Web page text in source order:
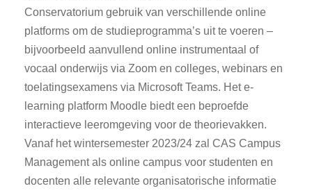
Conservatorium gebruik van verschillende online
platforms om de studieprogramma’s uit te voeren –
bijvoorbeeld aanvullend online instrumentaal of
vocaal onderwijs via Zoom en colleges, webinars en
toelatingsexamens via Microsoft Teams. Het e-
learning platform Moodle biedt een beproefde
interactieve leeromgeving voor de theorievakken.
Vanaf het wintersemester 2023/24 zal CAS Campus
Management als online campus voor studenten en
docenten alle relevante organisatorische informatie